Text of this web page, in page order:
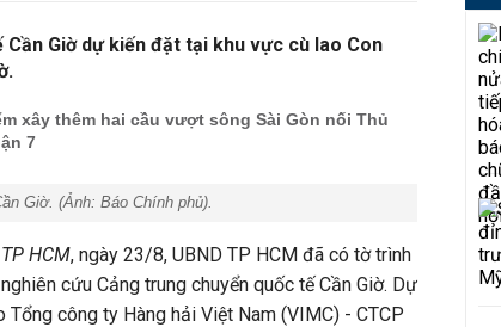
Giờ dự kiến đặt tại khu vực cù lao Con
xây thêm hai cầu vượt sông Sài Gòn nối Thủ
7
Giờ. (Ảnh: Báo Chính phủ).
HCM, ngày 23/8, UBND TP HCM đã có tờ trình
cứu Cảng trung chuyển quốc tế Cần Giờ. Dự
công ty Hàng hải Việt Nam (VIMC) - CTCP